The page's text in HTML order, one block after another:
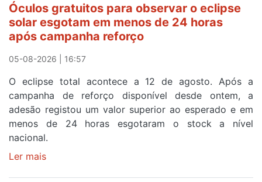
a
meta
em
Sintra
primeira
etapa
da
87ª
Volta
Óculos gratuitos para observar o eclipse
solar esgotam em menos de 24 horas
após campanha reforço
05-08-2026 | 16:57
O eclipse total acontece a 12 de agosto. Após a
campanha de reforço disponível desde ontem, a
adesão registou um valor superior ao esperado e em
menos de 24 horas esgotaram o stock a nível
nacional.
Ler mais